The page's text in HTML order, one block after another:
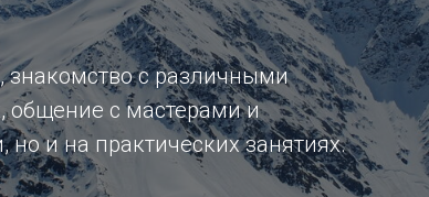
с различными
общение с мастерами и
и на практических занятиях.